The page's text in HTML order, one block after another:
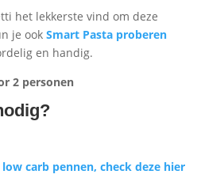
het lekkerste vind om deze
je ook Smart Pasta proberen
en handig.
2 personen
carb pennen, check deze hier